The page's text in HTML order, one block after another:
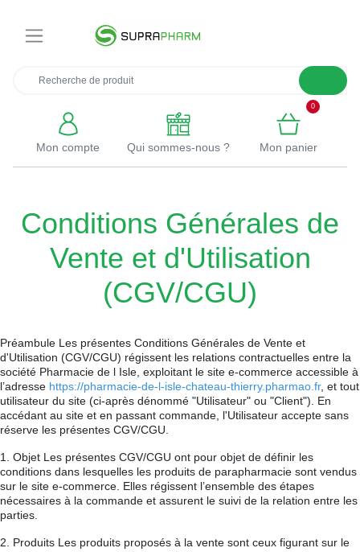
Mon compte Qui sommes-nous ? Mon panier
0
Conditions Générales de
Vente et d'Utilisation
(CGV/CGU)
Préambule Les présentes Conditions Générales de Vente et
d'Utilisation (CGV/CGU) régissent les relations contractuelles entre la
société Pharmacie de l Isle, exploitant le site e-commerce accessible à
l’adresse https://pharmacie-de-l-isle-chateau-thierry.pharmao.fr, et tout
utilisateur du site (ci-après dénommé "Utilisateur" ou "Client"). En
accédant au site et en passant commande, l'Utilisateur accepte sans
réserve les présentes CGV/CGU.
1. Objet Les présentes CGV/CGU ont pour objet de définir les
conditions dans lesquelles les produits de parapharmacie sont vendus
sur le site e-commerce. Elles régissent l’ensemble des étapes
nécessaires à la commande et assurent le suivi de la relation entre les
parties.
2. Produits Les produits proposés à la vente sont ceux figurant sur le